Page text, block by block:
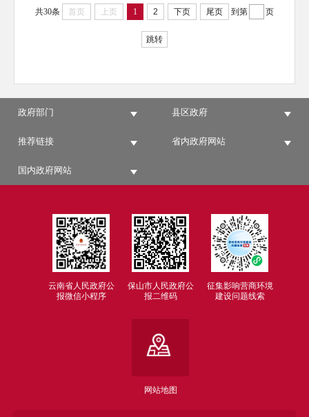
共30条 首页 上页 1 2 下页 尾页 到第 页
跳转
政府部门 县区政府
推荐链接 省内政府网站
国内政府网站
云南省人民政府公
报微信小程序
保山市人民政府公
报二维码
征集影响营商环境
建设问题线索
网站地图